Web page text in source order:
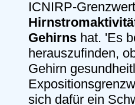
ICNIRP-
Gehirns hat. 'Es
herauszufinden,
Gehirn
sich dafür ein